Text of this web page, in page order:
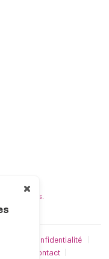
de confidentialité
Contact